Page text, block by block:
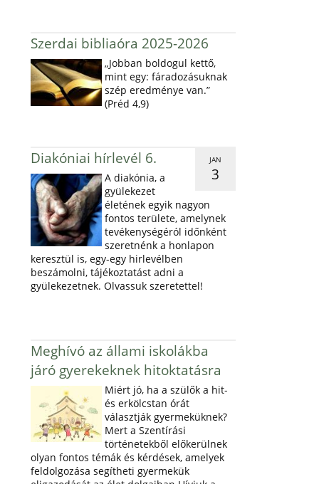
Szerdai bibliaóra 2025-2026
„Jobban boldogul kettő,
mint egy: fáradozásuknak
szép eredménye van.”
(Préd 4,9)
JAN
3
Diakóniai hírlevél 6.
A diakónia, a
gyülekezet
életének egyik nagyon
fontos területe, amelynek
tevékenységéról időnként
szeretnénk a honlapon
keresztül is, egy-egy hirlevélben
beszámolni, tájékoztatást adni a
gyülekezetnek. Olvassuk szeretettel!
Meghívó az állami iskolákba
járó gyerekeknek hitoktatásra
Miért jó, ha a szülők a hit-
és erkölcstan órát
választják gyermeküknek?
Mert a Szentírási
történetekből előkerülnek
olyan fontos témák és kérdések, amelyek
feldolgozása segítheti gyermekük